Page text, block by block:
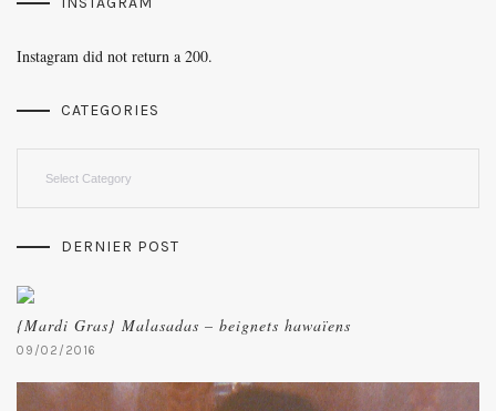
Instagram did not return a 200.
CATEGORIES
DERNIER POST
{Mardi Gras} Malasadas – beignets hawaïens
09/02/2016